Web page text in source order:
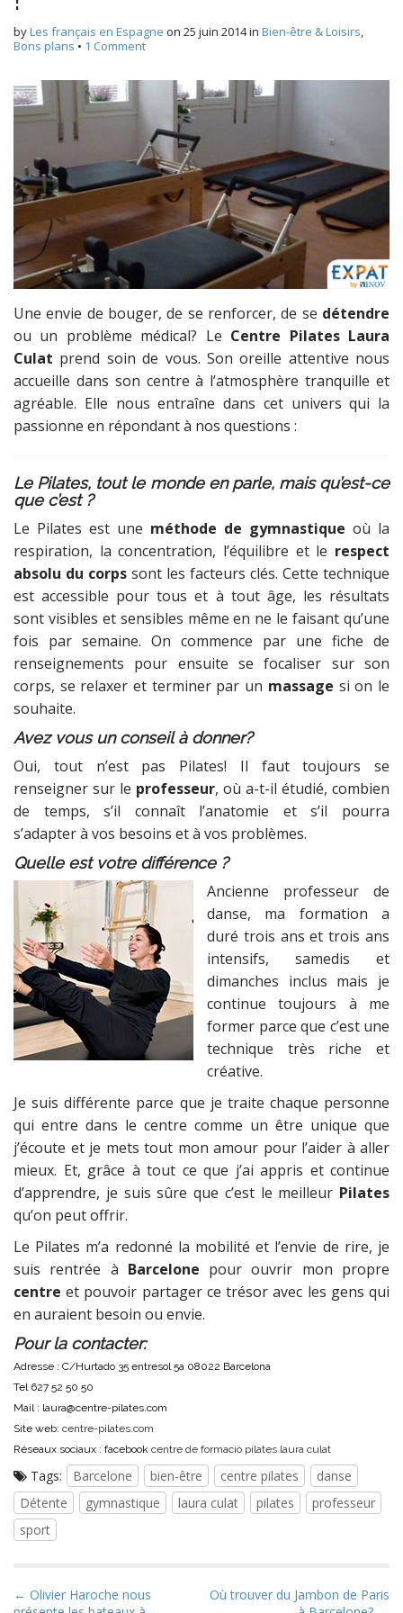
byLes français en Espagne on 25 juin 2014in Bien-être & Loisirs,
Bons plans • 1 Comment
Une envie de bouger, de se renforcer, de se détendre
ou un problème médical? Le Centre Pilates Laura
Culat prend soin de vous. Son oreille attentive nous
accueille dans son centre à l’atmosphère tranquille et
agréable. Elle nous entraîne dans cet univers qui la
passionne en répondant à nos questions :
Le Pilates, tout le monde en parle, mais qu’est-ce
que c’est ?
Le Pilates est une méthode de gymnastique où la
respiration, la concentration, l’équilibre et le respect
absolu du corps sont les facteurs clés. Cette technique
est accessible pour tous et à tout âge, les résultats
sont visibles et sensibles même en ne le faisant qu’une
fois par semaine. On commence par une fiche de
renseignements pour ensuite se focaliser sur son
corps, se relaxer et terminer par un massage si on le
souhaite.
Avez vous un conseil à donner?
Oui, tout n’est pas Pilates! Il faut toujours se
renseigner sur le professeur, où a-t-il étudié, combien
de temps, s’il connaît l’anatomie et s’il pourra
s’adapter à vos besoins et à vos problèmes.
Quelle est votre différence ?
Ancienne professeur de
danse, ma formation a
duré trois ans et trois ans
intensifs, samedis et
dimanches inclus mais je
continue toujours à me
former parce que c’est une
technique très riche et
créative.
Je suis différente parce que je traite chaque personne
qui entre dans le centre comme un être unique que
j’écoute et je mets tout mon amour pour l’aider à aller
mieux. Et, grâce à tout ce que j’ai appris et continue
d’apprendre, je suis sûre que c’est le meilleur Pilates
qu’on peut offrir.
Le Pilates m’a redonné la mobilité et l’envie de rire, je
suis rentrée à Barcelone pour ouvrir mon propre
centre et pouvoir partager ce trésor avec les gens qui
en auraient besoin ou envie.
Pour la contacter:
Adresse : C/Hurtado 35 entresol 5a 08022 Barcelona
Tel 627 52 50 50
Mail : laura@centre-pilates.com
Site web: centre-pilates.com
Réseaux sociaux : facebook centre de formaciò pilates laura culat
Tags: Barcelone bien-être centre pilates
danse
Détente
gymnastique laura culat pilates
professeur
sport
P
← Olivier Haroche nous
Où trouver du Jambon de Paris